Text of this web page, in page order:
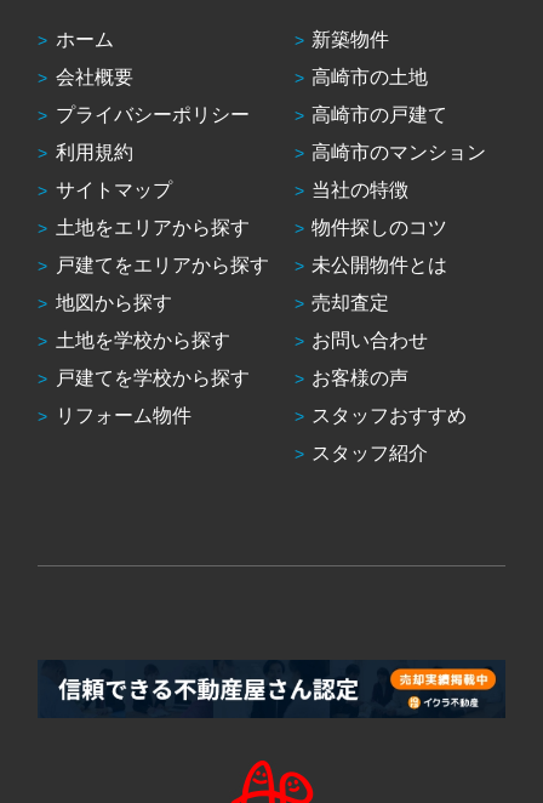
ホーム
会社概要
プライバシーポリシー
利用規約
サイトマップ
土地をエリアから探す
戸建てをエリアから探す
地図から探す
土地を学校から探す
戸建てを学校から探す
リフォーム物件
新築物件
高崎市の土地
高崎市の戸建て
高崎市のマンション
当社の特徴
物件探しのコツ
未公開物件とは
売却査定
お問い合わせ
お客様の声
スタッフおすすめ
スタッフ紹介